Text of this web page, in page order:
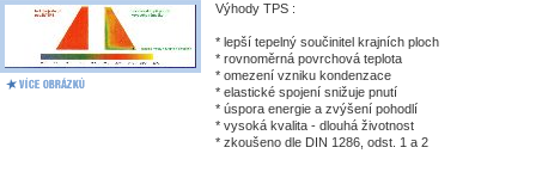
Výhody TPS :
* lepší tepelný součinitel krajních ploch
* rovnoměrná povrchová teplota
* omezení vzniku kondenzace
* elastické spojení snižuje pnutí
* úspora energie a zvýšení pohodlí
* vysoká kvalita - dlouhá životnost
* zkoušeno dle DIN 1286, odst. 1 a 2